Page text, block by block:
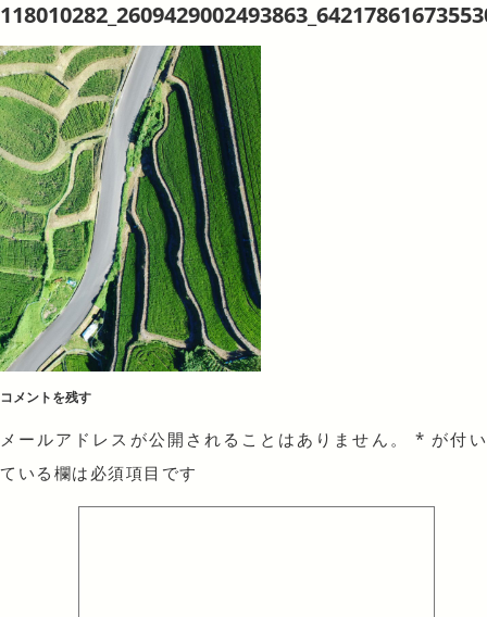
コメントを残す
メールアドレスが公開されることはありません。 * が付い
ている欄は必須項目です